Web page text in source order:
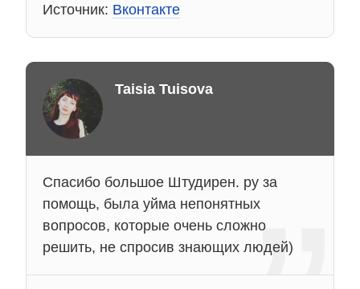
Источник: Вконтакте
Taisia Tuisova
Спасибо большое Штудирен. ру за
помощь, была уйма непонятных
вопросов, которые очень сложно
решить, не спросив знающих людей)